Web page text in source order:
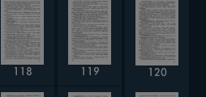
118 119 120